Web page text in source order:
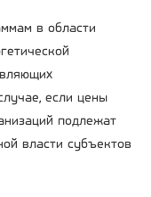
в области
если цены
подлежат
власти субъектов